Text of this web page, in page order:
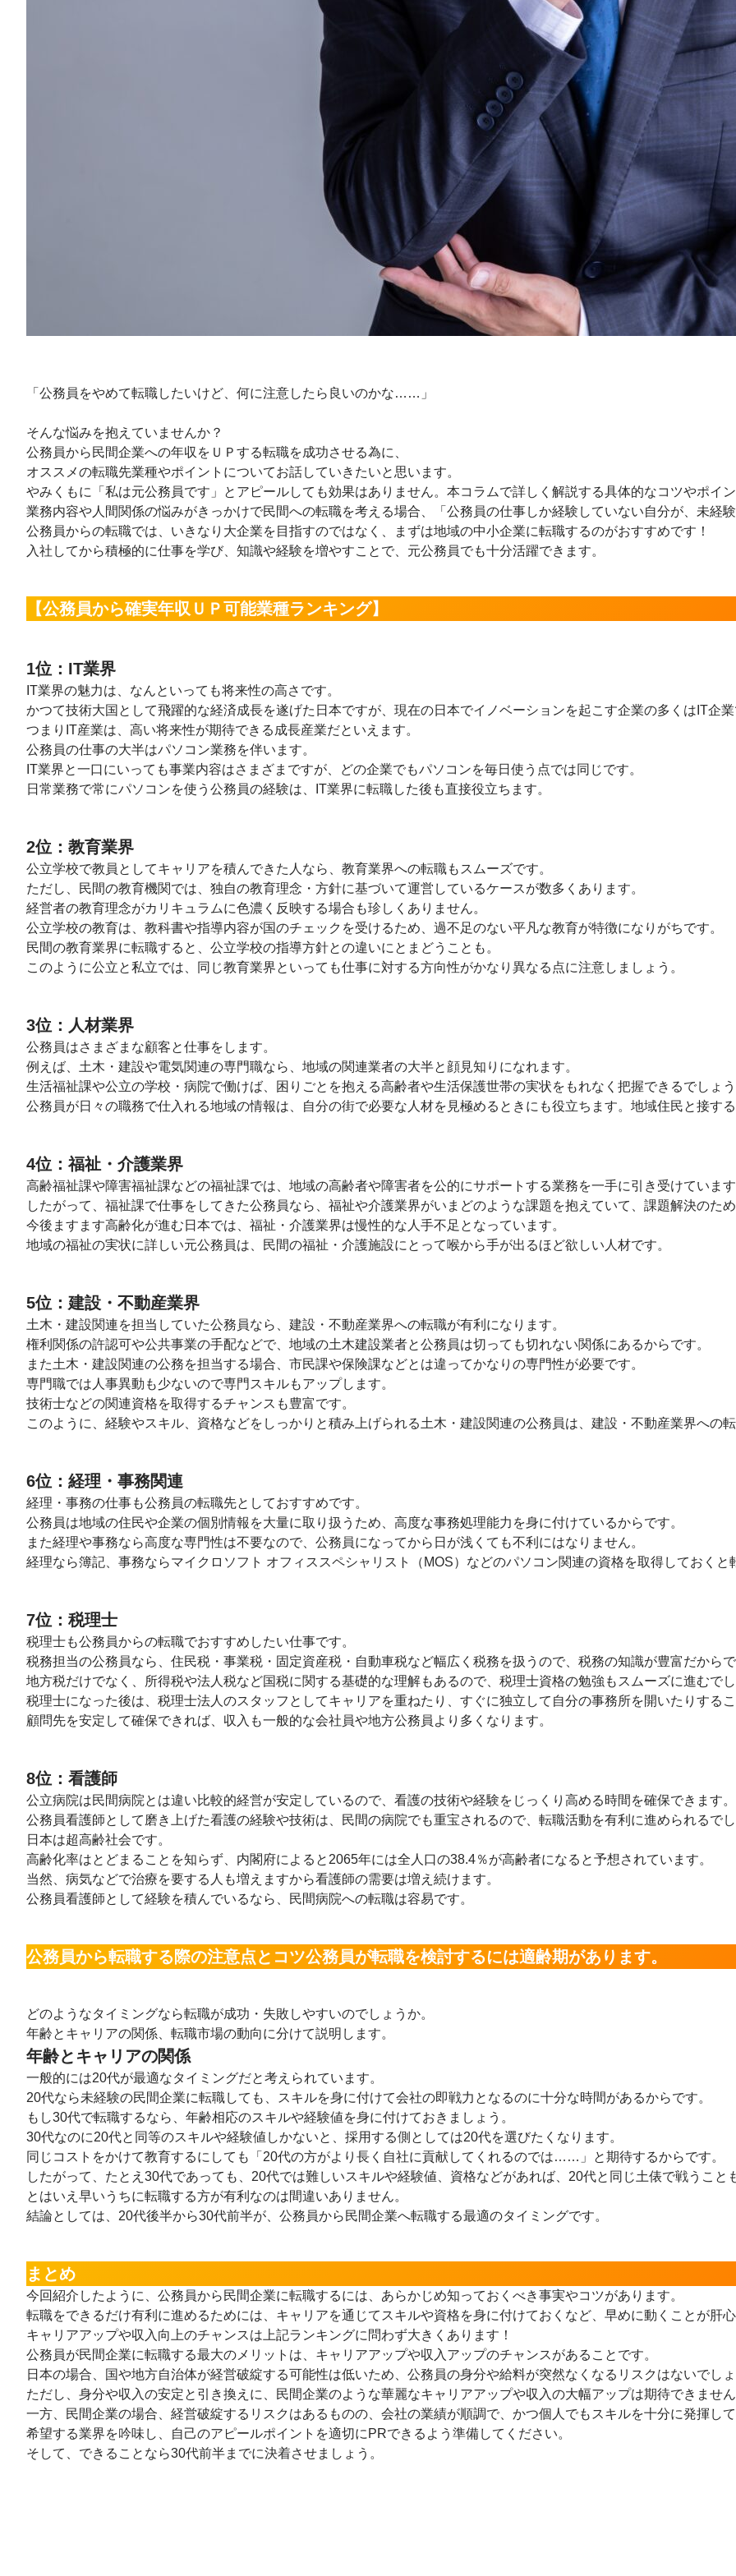
「公務員をやめて転職したいけど、何に注意したら良いのかな……」
そんな悩みを抱えていませんか？
公務員から民間企業への年収をＵＰする転職を成功させる為に、
オススメの転職先業種やポイントについてお話していきたいと思います。
やみくもに「私は元公務員です」とアピールしても効果はありません。本コラムで詳しく解説する具体的なコツやポイ
業務内容や人間関係の悩みがきっかけで民間への転職を考える場合、「公務員の仕事しか経験していない自分が、未
公務員からの転職では、いきなり大企業を目指すのではなく、まずは地域の中小企業に転職するのがおすすめです！
入社してから積極的に仕事を学び、知識や経験を増やすことで、元公務員でも十分活躍できます。
【公務員から確実年収ＵＰ可能業種ランキング】
1位：IT業界
IT業界の魅力は、なんといっても将来性の高さです。
かつて技術大国として飛躍的な経済成長を遂げた日本ですが、現在の日本でイノベーションを起こす企業の多くはIT企
つまりIT産業は、高い将来性が期待できる成長産業だといえます。
公務員の仕事の大半はパソコン業務を伴います。
IT業界と一口にいっても事業内容はさまざまですが、どの企業でもパソコンを毎日使う点では同じです。
日常業務で常にパソコンを使う公務員の経験は、IT業界に転職した後も直接役立ちます。
2位：教育業界
公立学校で教員としてキャリアを積んできた人なら、教育業界への転職もスムーズです。
ただし、民間の教育機関では、独自の教育理念・方針に基づいて運営しているケースが数多くあります。
経営者の教育理念がカリキュラムに色濃く反映する場合も珍しくありません。
公立学校の教育は、教科書や指導内容が国のチェックを受けるため、過不足のない平凡な教育が特徴になりがちです。
民間の教育業界に転職すると、公立学校の指導方針との違いにとまどうことも。
このように公立と私立では、同じ教育業界といっても仕事に対する方向性がかなり異なる点に注意しましょう。
3位：人材業界
公務員はさまざまな顧客と仕事をします。
例えば、土木・建設や電気関連の専門職なら、地域の関連業者の大半と顔見知りになれます。
生活福祉課や公立の学校・病院で働けば、困りごとを抱える高齢者や生活保護世帯の実状をもれなく把握できるでしょ
公務員が日々の職務で仕入れる地域の情報は、自分の街で必要な人材を見極めるときにも役立ちます。地域住民と接
4位：福祉・介護業界
高齢福祉課や障害福祉課などの福祉課では、地域の高齢者や障害者を公的にサポートする業務を一手に引き受けていま
したがって、福祉課で仕事をしてきた公務員なら、福祉や介護業界がいまどのような課題を抱えていて、課題解決のた
今後ますます高齢化が進む日本では、福祉・介護業界は慢性的な人手不足となっています。
地域の福祉の実状に詳しい元公務員は、民間の福祉・介護施設にとって喉から手が出るほど欲しい人材です。
5位：建設・不動産業界
土木・建設関連を担当していた公務員なら、建設・不動産業界への転職が有利になります。
権利関係の許認可や公共事業の手配などで、地域の土木建設業者と公務員は切っても切れない関係にあるからです。
また土木・建設関連の公務を担当する場合、市民課や保険課などとは違ってかなりの専門性が必要です。
専門職では人事異動も少ないので専門スキルもアップします。
技術士などの関連資格を取得するチャンスも豊富です。
このように、経験やスキル、資格などをしっかりと積み上げられる土木・建設関連の公務員は、建設・不動産業界への
6位：経理・事務関連
経理・事務の仕事も公務員の転職先としておすすめです。
公務員は地域の住民や企業の個別情報を大量に取り扱うため、高度な事務処理能力を身に付けているからです。
また経理や事務なら高度な専門性は不要なので、公務員になってから日が浅くても不利にはなりません。
経理なら簿記、事務ならマイクロソフト オフィススペシャリスト（MOS）などのパソコン関連の資格を取得しておく
7位：税理士
税理士も公務員からの転職でおすすめしたい仕事です。
税務担当の公務員なら、住民税・事業税・固定資産税・自動車税など幅広く税務を扱うので、税務の知識が豊富だから
地方税だけでなく、所得税や法人税など国税に関する基礎的な理解もあるので、税理士資格の勉強もスムーズに進むで
税理士になった後は、税理士法人のスタッフとしてキャリアを重ねたり、すぐに独立して自分の事務所を開いたりする
顧問先を安定して確保できれば、収入も一般的な会社員や地方公務員より多くなります。
8位：看護師
公立病院は民間病院とは違い比較的経営が安定しているので、看護の技術や経験をじっくり高める時間を確保できます。
公務員看護師として磨き上げた看護の経験や技術は、民間の病院でも重宝されるので、転職活動を有利に進められるで
日本は超高齢社会です。
高齢化率はとどまることを知らず、内閣府によると2065年には全人口の38.4％が高齢者になると予想されています。
当然、病気などで治療を要する人も増えますから看護師の需要は増え続けます。
公務員看護師として経験を積んでいるなら、民間病院への転職は容易です。
公務員から転職する際の注意点とコツ公務員が転職を検討するには適齢期があります。
どのようなタイミングなら転職が成功・失敗しやすいのでしょうか。
年齢とキャリアの関係、転職市場の動向に分けて説明します。
年齢とキャリアの関係
一般的には20代が最適なタイミングだと考えられています。
20代なら未経験の民間企業に転職しても、スキルを身に付けて会社の即戦力となるのに十分な時間があるからです。
もし30代で転職するなら、年齢相応のスキルや経験値を身に付けておきましょう。
30代なのに20代と同等のスキルや経験値しかないと、採用する側としては20代を選びたくなります。
同じコストをかけて教育するにしても「20代の方がより長く自社に貢献してくれるのでは……」と期待するからです。
したがって、たとえ30代であっても、20代では難しいスキルや経験値、資格などがあれば、20代と同じ土俵で戦うこと
とはいえ早いうちに転職する方が有利なのは間違いありません。
結論としては、20代後半から30代前半が、公務員から民間企業へ転職する最適のタイミングです。
まとめ
今回紹介したように、公務員から民間企業に転職するには、あらかじめ知っておくべき事実やコツがあります。
転職をできるだけ有利に進めるためには、キャリアを通じてスキルや資格を身に付けておくなど、早めに動くことが肝
キャリアアップや収入向上のチャンスは上記ランキングに問わず大きくあります！
公務員が民間企業に転職する最大のメリットは、キャリアアップや収入アップのチャンスがあることです。
日本の場合、国や地方自治体が経営破綻する可能性は低いため、公務員の身分や給料が突然なくなるリスクはないでし
ただし、身分や収入の安定と引き換えに、民間企業のような華麗なキャリアアップや収入の大幅アップは期待できませ
一方、民間企業の場合、経営破綻するリスクはあるものの、会社の業績が順調で、かつ個人でもスキルを十分に発揮し
希望する業界を吟味し、自己のアピールポイントを適切にPRできるよう準備してください。
そして、できることなら30代前半までに決着させましょう。